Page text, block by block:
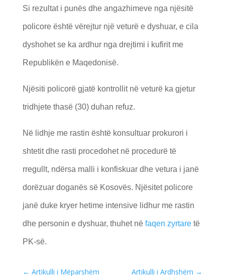
Si rezultat i punës dhe angazhimeve nga njësitë
policore është vërejtur një veturë e dyshuar, e cila
dyshohet se ka ardhur nga drejtimi i kufirit me
Republikën e Maqedonisë.
Njësiti policorë gjatë kontrollit në veturë ka gjetur
tridhjete thasë (30) duhan refuz.
Në lidhje me rastin është konsultuar prokurori i
shtetit dhe rasti procedohet në procedurë të
rregullt, ndërsa malli i konfiskuar dhe vetura i janë
dorëzuar doganës së Kosovës. Njësitet policore
janë duke kryer hetime intensive lidhur me rastin
dhe personin e dyshuar, thuhet në faqen zyrtaretë
PK-së.
← Artikulli i Mëparshëm Artikulli i Ardhshëm →